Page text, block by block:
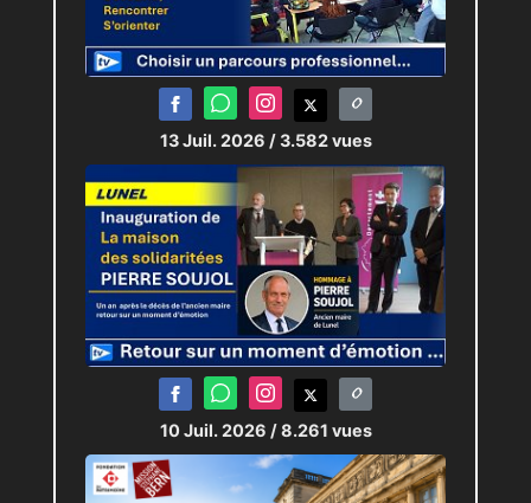
13 Juil. 2026 / 3.582 vues
10 Juil. 2026 / 8.261 vues